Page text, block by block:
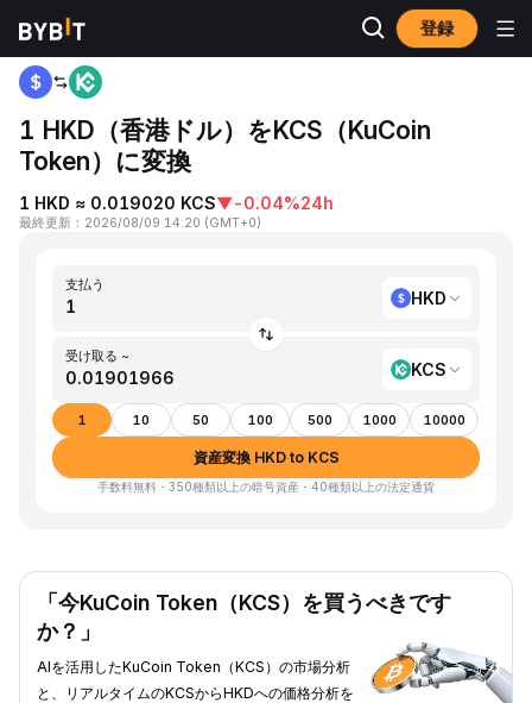
登録
ホーム HKD to KCS
1 HKD（香港ドル）をKCS（KuCoin
Token）に変換
1 HKD ≈ 0.019020 KCS▼-0.04%24h
最終更新 ： 2026/08/09 14:20 (GMT+0)
支払う
HKD
受け取る ~
KCS
1 10 50 100 500 1000 10000
資産変換 HKD to KCS
手数料無料・350種類以上の暗号資産・40種類以上の法定通貨
「今KuCoin Token（KCS）を買うべきです
か？」
AIを活用したKuCoin Token（KCS）の市場分析
と、リアルタイムのKCSからHKDへの価格分析を